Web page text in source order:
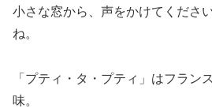
小さな窓から、声をかけてくださ
ね。
「プティ・タ・プティ」はフラン
味。